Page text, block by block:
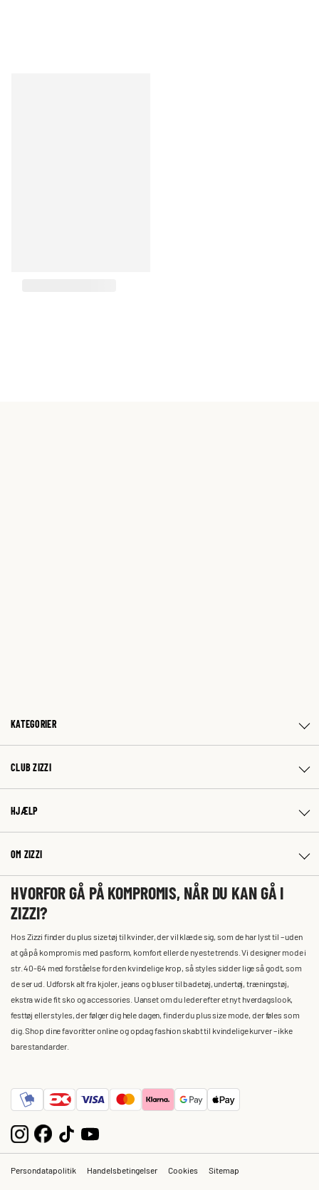
KATEGORIER
CLUB ZIZZI
HJÆLP
OM ZIZZI
HVORFOR GÅ PÅ KOMPROMIS, NÅR DU KAN GÅ I
ZIZZI?
Hos Zizzi finder du plus size tøj til kvinder, der vil klæde sig, som de har lyst til – uden
at gå på kompromis med pasform, komfort eller de nyeste trends. Vi designer mode i
str. 40-64 med forståelse for den kvindelige krop, så styles sidder lige så godt, som
de ser ud. Udforsk alt fra kjoler, jeans og bluser til badetøj, undertøj, træningstøj,
ekstra wide fit sko og accessories. Uanset om du leder efter et nyt hverdagslook,
festtøj eller styles, der følger dig hele dagen, finder du plus size mode, der føles som
dig. Shop dine favoritter online og opdag fashion skabt til kvindelige kurver – ikke
bare standarder.
Persondatapolitik Handelsbetingelser Cookies Sitemap